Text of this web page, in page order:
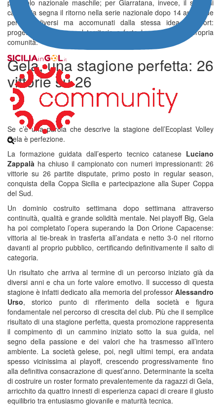
pallavolo nazionale maschile; per Giarratana, invece, il salto di
categoria segna il ritorno nella serie nazionale dopo 14 anni. Due
percorsi diversi ma accomunati dalla stessa idea di sport:
progettualità, lavoro sul territorio e forte legame con la propria
comunità.
Gela, una stagione perfetta: 26
vittorie su 26
Se c’è una parola che descrive la stagione dell’Ecoplast Volley
Gela è perfezione.
La formazione guidata dall’esperto tecnico catanese Luciano
Zappalà ha chiuso il campionato con numeri impressionanti: 26
vittorie su 26 partite disputate, primo posto in regular season,
conquista della Coppa Sicilia e partecipazione alla Super Coppa
del Sud.
Un dominio costruito settimana dopo settimana attraverso
continuità, qualità e grande solidità mentale. Nei playoff Big, Gela
ha poi completato l’opera superando la Don Orione Capacense:
vittoria al tie-break in trasferta all’andata e netto 3-0 nel ritorno
davanti al proprio pubblico, certificando definitivamente il salto di
categoria.
Un risultato che arriva al termine di un percorso iniziato già da
diversi anni e cha un forte valore emotivo. Il successo di questa
stagione è infatti dedicato alla memoria del professor Alessandro
Urso, storico punto di riferimento della società e figura
fondamentale nel percorso di crescita del club. Più che il semplice
risultato di una stagione perfetta, questa promozione rappresenta
il compimento di un cammino iniziato sotto la sua guida, nel
segno della passione e dei valori che ha trasmesso all’intero
ambiente. La società gelese, poi, negli ultimi tempi, era andata
spesso vicinissima ai playoff, crescendo progressivamente fino
alla definitiva consacrazione di quest’anno. Determinante la scelta
di costruire un roster formato prevalentemente da ragazzi di Gela,
arricchito da quattro innesti di esperienza capaci di creare il giusto
equilibrio tra entusiasmo giovanile e maturità tecnica.